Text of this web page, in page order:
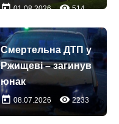
today01.08.2026 remove_red_eye514
Смертельна ДТП у
Ржищеві – загинув
юнак
today 08.07.2026 remove_red_eye 2233